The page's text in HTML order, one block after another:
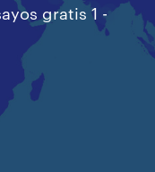
gratis 1 -